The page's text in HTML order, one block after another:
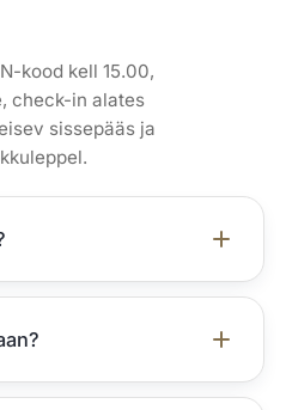
kood kell 15.00,
check-in alates
sissepääs ja